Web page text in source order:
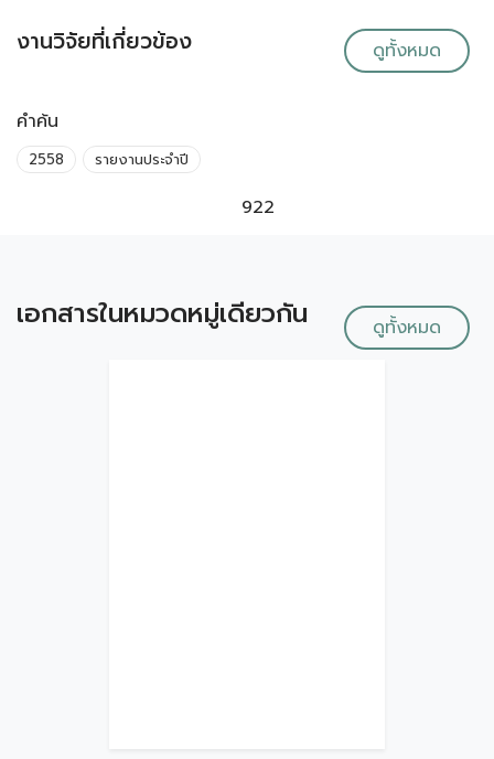
งานวิจัยที่เกี่ยวข้อง ดูทั้งหมด
คำค้น
2558 รายงานประจำปี
922
เอกสารในหมวดหมู่เดียวกัน ดูทั้งหมด